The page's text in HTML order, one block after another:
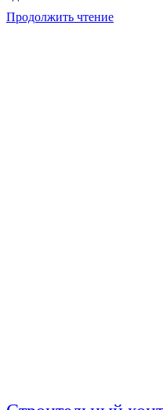
Продолжить чтение